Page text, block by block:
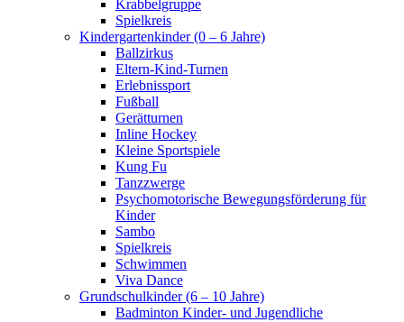
Krabbelgruppe
Spielkreis
Kindergartenkinder (0 – 6 Jahre)
Ballzirkus
Eltern-Kind-Turnen
Erlebnissport
Fußball
Gerätturnen
Inline Hockey
Kleine Sportspiele
Kung Fu
Tanzzwerge
Psychomotorische Bewegungsförderung für
Kinder
Sambo
Spielkreis
Schwimmen
Viva Dance
Grundschulkinder (6 – 10 Jahre)
Badminton Kinder- und Jugendliche